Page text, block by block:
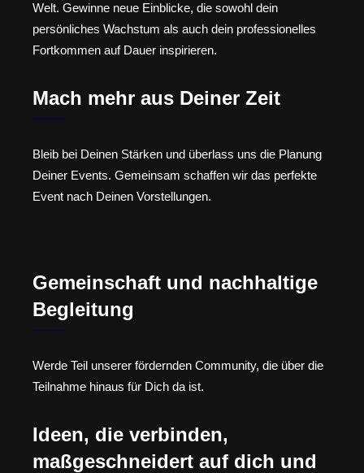
Welt. Gewinne neue Einblicke, die sowohl dein
persönliches Wachstum als auch dein professionelles
Fortkommen auf Dauer inspirieren.
Mach mehr aus Deiner Zeit
Bleib bei Deinen Stärken und überlass uns die Planung
Deiner Events. Gemeinsam schaffen wir das perfekte
Event nach Deinen Vorstellungen.
Gemeinschaft und nachhaltige
Begleitung
Werde Teil unserer fördernden Community, die über die
Teilnahme hinaus für Dich da ist.
Ideen, die verbinden,
maßgeschneidert auf dich und